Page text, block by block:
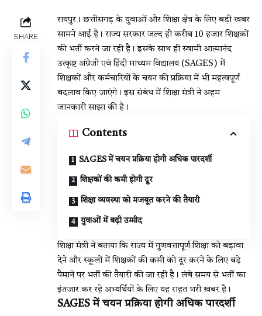
SHARE
रायपुर। छत्तीसगढ़ के युवाओं और शिक्षा क्षेत्र के लिए बड़ी खबर
सामने आई है। राज्य सरकार जल्द ही करीब 10 हजार शिक्षकों
की भर्ती करने जा रही है। इसके साथ ही स्वामी आत्मानंद
उत्कृष्ट अंग्रेजी एवं हिंदी माध्यम विद्यालय (SAGES) में
शिक्षकों और कर्मचारियों के चयन की प्रक्रिया में भी महत्वपूर्ण
बदलाव किए जाएंगे। इस संबंध में शिक्षा मंत्री ने अहम
जानकारी साझा की है।
Contents
SAGES में चयन प्रक्रिया होगी अधिक पारदर्शी
शिक्षकों की कमी होगी दूर
शिक्षा व्यवस्था को मजबूत करने की तैयारी
युवाओं में बढ़ी उम्मीद
शिक्षा मंत्री ने बताया कि राज्य में गुणवत्तापूर्ण शिक्षा को बढ़ावा
देने और स्कूलों में शिक्षकों की कमी को दूर करने के लिए बड़े
पैमाने पर भर्ती की तैयारी की जा रही है। लंबे समय से भर्ती का
इंतजार कर रहे अभ्यर्थियों के लिए यह राहत भरी खबर है।
SAGES में चयन प्रक्रिया होगी अधिक पारदर्शी